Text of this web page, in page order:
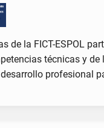
de la FICT-ESPOL
técnicas y
profesional